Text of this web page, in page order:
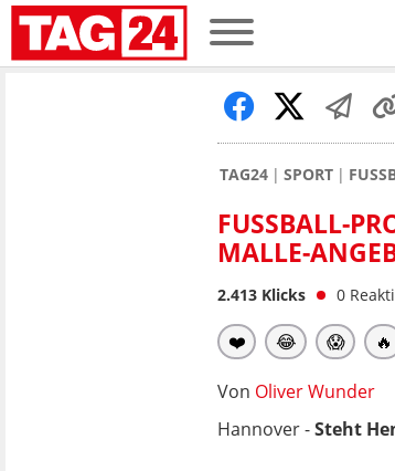
TAG24 SPORT
FUSSBALL-
ALLE-
2.413 Klicks 0
❤️ 😂 😱 🔥
Von Oliver Wunder
Hannover -Steht